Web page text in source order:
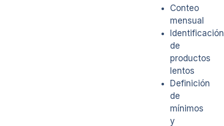
Conteo
mensual
Identificación
de
productos
lentos
Definición
de
mínimos
y